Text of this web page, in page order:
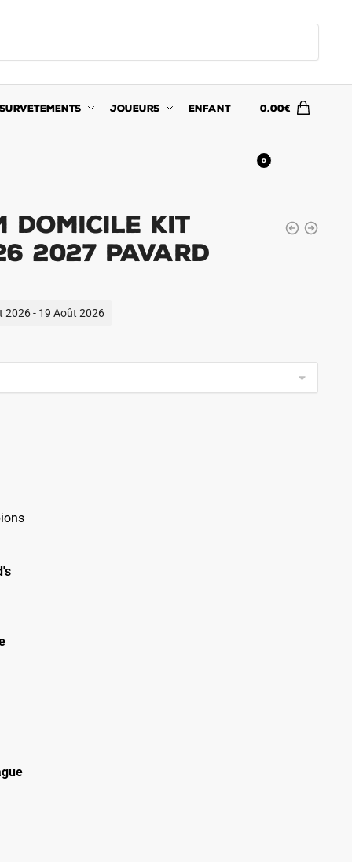
SURVETEMENTS JOUEURS ENFANT 0.00€
0
Domicile Kit
2027 Pavard
2026 - 19 Août 2026